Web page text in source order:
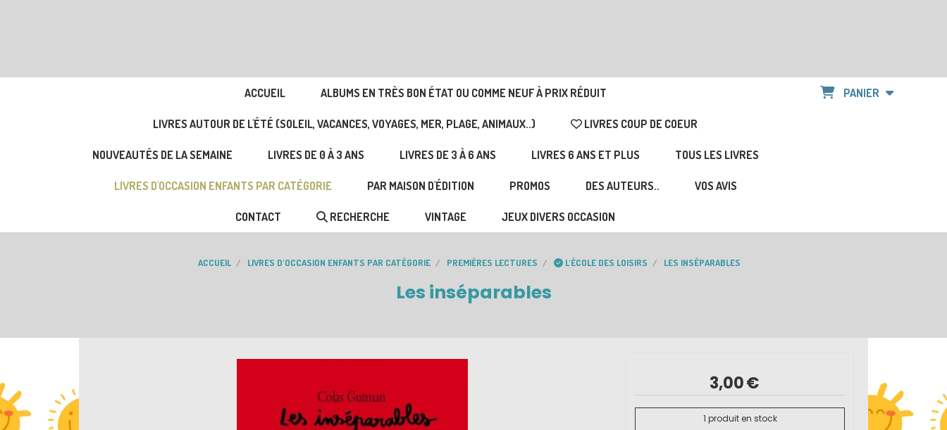
ACCUEIL ALBUMS EN TRÈS BON ÉTAT OU COMME NEUF À PRIX RÉDUIT
LIVRES AUTOUR DE L'ÉTÉ (SOLEIL, VACANCES, VOYAGES, MER, PLAGE, ANIMAUX..) LIVRES COUP DE COEUR
NOUVEAUTÉS DE LA SEMAINE LIVRES DE 0 À 3 ANS LIVRES DE 3 À 6 ANS LIVRES 6 ANS ET PLUS TOUS LES LIVRES
LIVRES D'OCCASION ENFANTS PAR CATÉGORIE PAR MAISON D'ÉDITION PROMOS DES AUTEURS.. VOS AVIS
CONTACT RECHERCHE VINTAGE JEUX DIVERS OCCASION
PANIER
ACCUEIL LIVRES D'OCCASION ENFANTS PAR CATÉGORIE PREMIÈRES LECTURES L'ÉCOLE DES LOISIRS LES INSÉPARABLES
Les inséparables
3,00€
1 produit en stock